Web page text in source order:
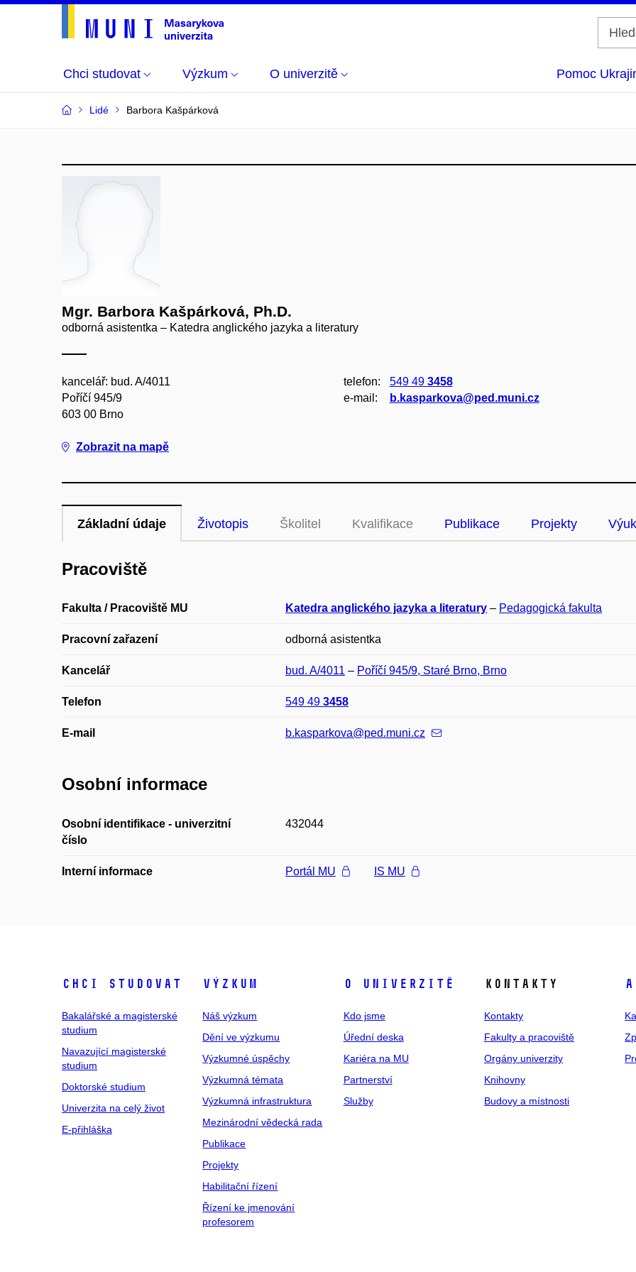
Chci studovat Výzkum O univerzitě Pomoc
Lidé Barbora Kašpárková
Mgr. Barbora Kašpárková, Ph.D.
odborná asistentka – Katedra anglického jazyka a literatury
kancelář: bud. A/4011
Poříčí 945/9
603 00 Brno
Zobrazit na mapě
telefon: 549 49 3458
e‑mail:
b.kasparkova@ped.muni.cz
Základní údaje Životopis Školitel Kvalifikace Publikace Projekty
Pracoviště
Fakulta / Pracoviště MU Katedra anglického jazyka a literatury – Pedagogická fakulta
Pracovní zařazení odborná asistentka
Kancelář bud. A/4011 – Poříčí 945/9, Staré Brno, Brno
Telefon 549 49 3458
E-mail b.kasparkova@ped.muni.cz
Osobní informace
Osobní identifikace - univerzitní
číslo
432044
Interní informace Portál MU IS MU
Chci studovat
Bakalářské a magisterské
studium
Navazující magisterské
studium
Doktorské studium
Univerzita na celý život
E-přihláška
Výzkum
Náš výzkum
Dění ve výzkumu
Výzkumné úspěchy
Výzkumná témata
Výzkumná infrastruktura
Mezinárodní vědecká rada
Publikace
Projekty
Habilitační řízení
Řízení ke jmenování
profesorem
O univerzitě
Kdo jsme
Úřední deska
Kariéra na MU
Partnerství
Služby
Kontakty
Kontakty
Fakulty a pracoviště
Orgány univerzity
Knihovny
Budovy a místnosti